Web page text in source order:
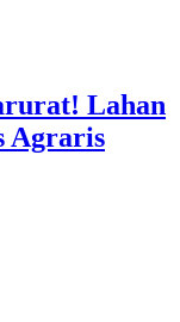
Lahan
Agraris